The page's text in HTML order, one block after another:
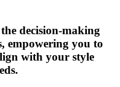
decision-making
empowering you to
with your style